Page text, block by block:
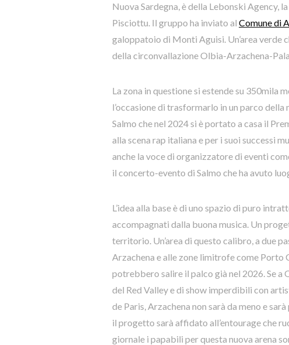
Nuova Sardegna, è della Lebonski Agency,
Pisciottu. Il gruppo ha inviato al Comune di
galoppatoio di Monti Aguisi. Un’area verde
della circonvallazione Olbia-Arzachena-
La zona in questione si estende su 350mila
l’occasione di trasformarlo in un parco della
Salmo che nel 2024 si è portato a casa il
alla scena rap italiana e per i suoi successi
anche la voce di organizzatore di eventi
il concerto-evento di Salmo che ha avuto
L’idea alla base è di uno spazio di puro
accompagnati dalla buona musica. Un
territorio. Un’area di questo calibro, a due
Arzachena e alle zone limitrofe come Porto
potrebbero salire il palco già nel 2026. Se a
del Red Valley e di show imperdibili con
de Paris, Arzachena non sarà da meno e
il progetto sarà affidato all’entourage che
giornale i papabili per questa nuova arena